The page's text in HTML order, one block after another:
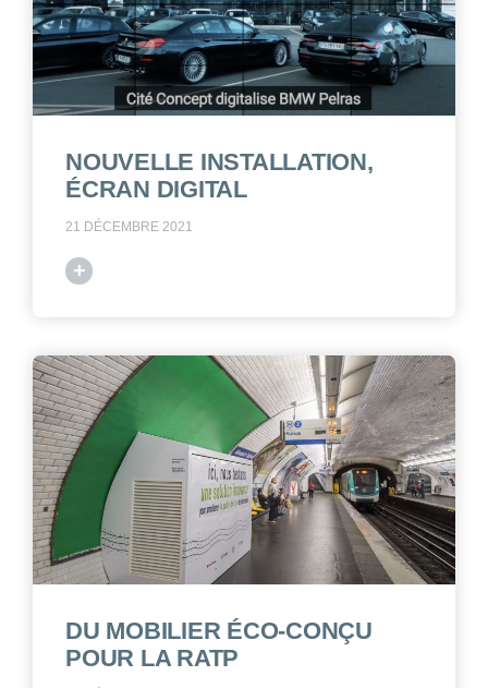
NOUVELLE INSTALLATION,
ÉCRAN DIGITAL
21 DÉCEMBRE 2021
+
DU MOBILIER ÉCO-CONÇU
POUR LA RATP